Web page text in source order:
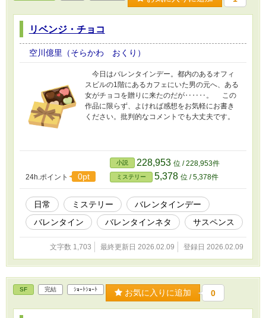
リベンジ・チョコ
空川億里（そらかわ おくり）
今日はバレンタインデー。都内のあるオフィ
スビルの1階にあるカフェにいた男の元へ、ある
女がチョコを贈りに来たのだが‥‥‥。 この
作品に限らず、よければ感想をお気軽にお書き
ください。批判的なコメントでも大丈夫です。
24h.ポイント 0pt
小説 228,953 位 / 228,953件
ミステリー 5,378 位 / 5,378件
日常 ミステリー
バレンタインデー
バレンタイン
バレンタインネタ サスペンス
文字数 1,703 最終更新日 2026.02.09 登録日 2026.02.09
SF 完結 ｼｮｰﾄｼｮｰﾄ お気に入りに追加 0